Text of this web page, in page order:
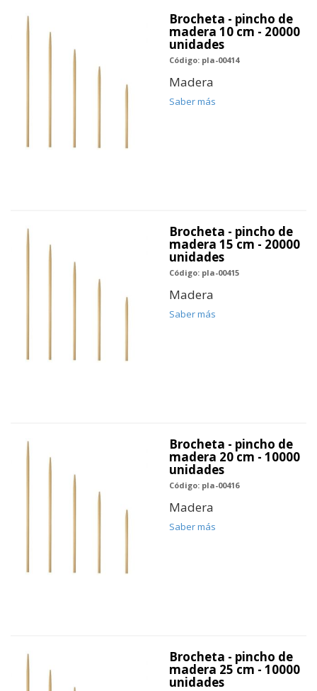
Brocheta - pincho de
madera 10 cm - 20000
unidades
Código: pla-00414
Madera
Saber más
Brocheta - pincho de
madera 15 cm - 20000
unidades
Código: pla-00415
Madera
Saber más
Brocheta - pincho de
madera 20 cm - 10000
unidades
Código: pla-00416
Madera
Saber más
Brocheta - pincho de
madera 25 cm - 10000
unidades